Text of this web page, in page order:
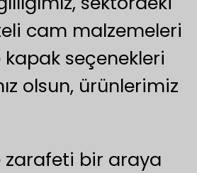
cam malzemeleri
seçenekleri
olsun, ürünlerimiz
zarafeti bir araya